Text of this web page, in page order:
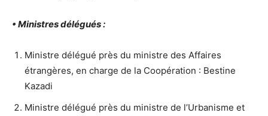
• Ministres délégués :
Ministre délégué près du ministre des Affaires
étrangères, en charge de la Coopération : Bestine
Kazadi
Ministre délégué près du ministre de l’Urbanisme et